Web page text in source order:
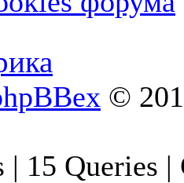
©
| 15 Queries